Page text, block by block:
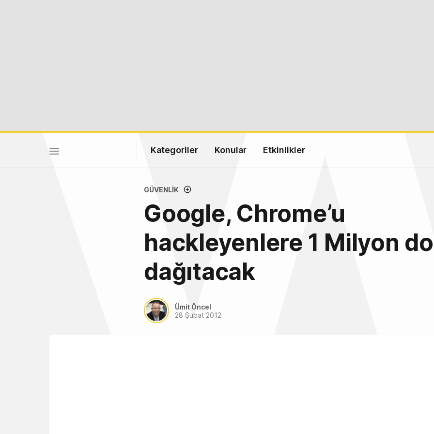
Kategoriler Konular Etkinlikler
GÜVENLIK
Google, Chrome’u
hackleyenlere 1 Milyon
dağıtacak
Ümit Öncel
28 Şubat 2012